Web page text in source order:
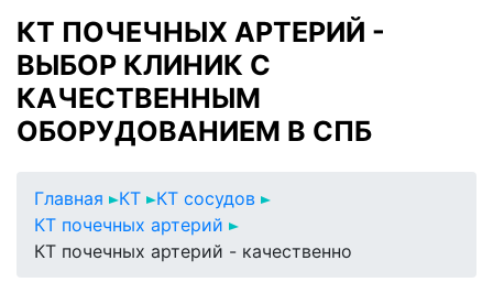
КТ ПОЧЕЧНЫХ АРТЕРИЙ -
ВЫБОР КЛИНИК С
КАЧЕСТВЕННЫМ
ОБОРУДОВАНИЕМ В СПБ
Главная КТ
КТ сосудов
КТ почечных артерий
КТ почечных артерий - качественно